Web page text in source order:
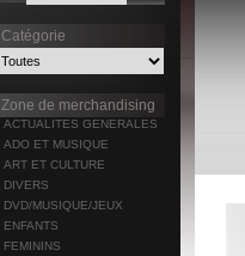
Catégorie
Zone de merchandising
ACTUALITES GENERALES
ADO ET MUSIQUE
ART ET CULTURE
DIVERS
DVD/MUSIQUE/JEUX
ENFANTS
FEMININS